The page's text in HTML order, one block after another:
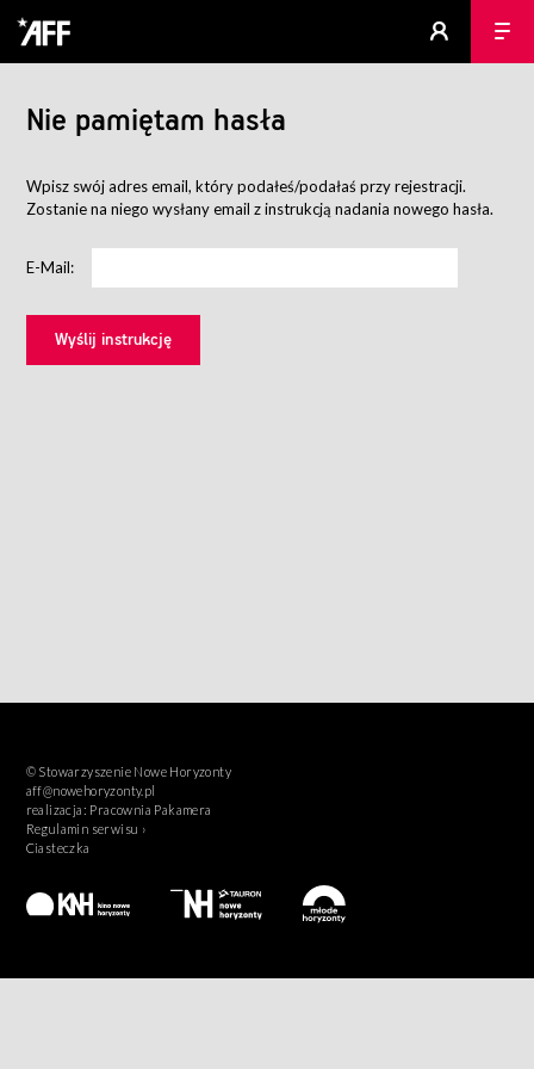
Nie pamiętam hasła
Wpisz swój adres email, który podałeś/podałaś przy rejestracji.
Zostanie na niego wysłany email z instrukcją nadania nowego hasła.
E-Mail:
© Stowarzyszenie Nowe Horyzonty
aff@nowehoryzonty.pl
realizacja: Pracownia Pakamera
Regulamin serwisu ›
Ciasteczka